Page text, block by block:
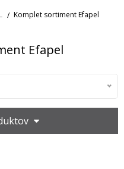
Komplet sortiment Efapel
Efapel